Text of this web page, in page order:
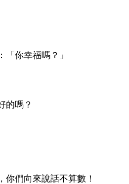
「你幸福嗎？」
的嗎？
你們向來說話不算數！